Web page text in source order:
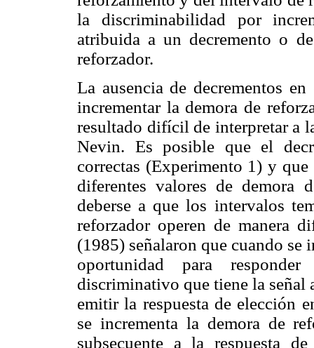
la discriminabilidad por
atribuida a un decremento o
reforzador.
La ausencia de decrementos
incrementar la demora de
resultado difícil de interpretar a
Nevin. Es posible que el
correctas (Experimento 1) y
diferentes valores de demora
deberse a que los intervalos
reforzador operen de manera
(1985) señalaron que cuando se
oportunidad para
discriminativo que tiene la señal
emitir la respuesta de elección
se incrementa la demora de
subsecuente a la respuesta